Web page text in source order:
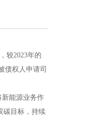
较2023年的
债权人申请司
新能源业务作
碳目标，持续